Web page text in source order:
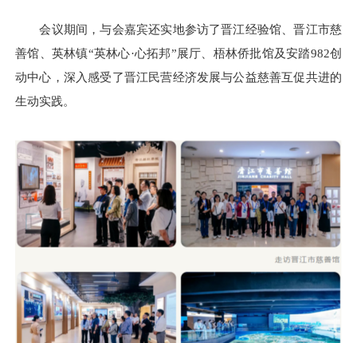
会议期间，与会嘉宾还实地参访了晋江经验馆、晋江市慈
善馆、英林镇“英林心·心拓邦”展厅、梧林侨批馆及安踏982创
动中心，深入感受了晋江民营经济发展与公益慈善互促共进的
生动实践。